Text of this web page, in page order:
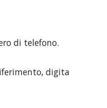
di telefono.
digita